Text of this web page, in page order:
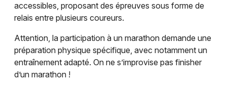
accessibles, proposant des épreuves sous forme de
relais entre plusieurs coureurs.
Attention, la participation à un marathon demande une
préparation physique spécifique, avec notamment un
entraînement adapté. On ne s’improvise pas finisher
d’un marathon !